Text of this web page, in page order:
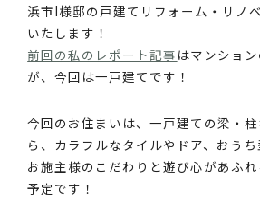
浜市I様邸の戸建てリフォーム・リノ
いたします！
前回の私のレポート記事 はマンショ
が、今回は一戸建てです！
今回のお住まいは、一戸建ての梁・
ら、カラフルなタイルやドア、おう
お施主様のこだわりと遊び心があふ
予定です！